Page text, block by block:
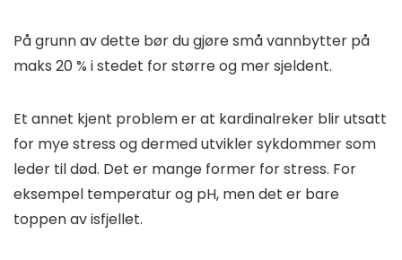
På grunn av dette bør du gjøre små vannbytter på
maks 20 % i stedet for større og mer sjeldent.
Et annet kjent problem er at kardinalreker blir utsatt
for mye stress og dermed utvikler sykdommer som
leder til død. Det er mange former for stress. For
eksempel temperatur og pH, men det er bare
toppen av isfjellet.